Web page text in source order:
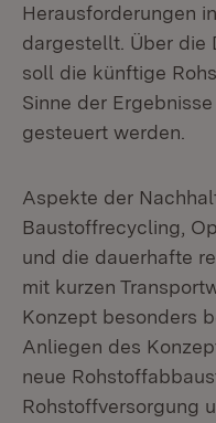
Herausforderungen
dargestellt. Über die
soll die künftige
Sinne der
gesteuert werden.
Aspekte der
Baustoffrecycling,
und die dauerhafte
mit kurzen
Konzept besonders
Anliegen des
neue
Rohstoffversorgung